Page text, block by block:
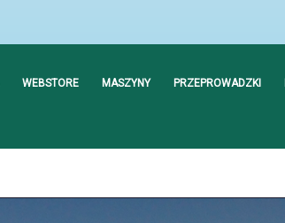
WEBSTORE MASZYNY PRZEPROWADZKI